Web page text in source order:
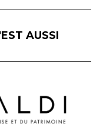
AUSSI